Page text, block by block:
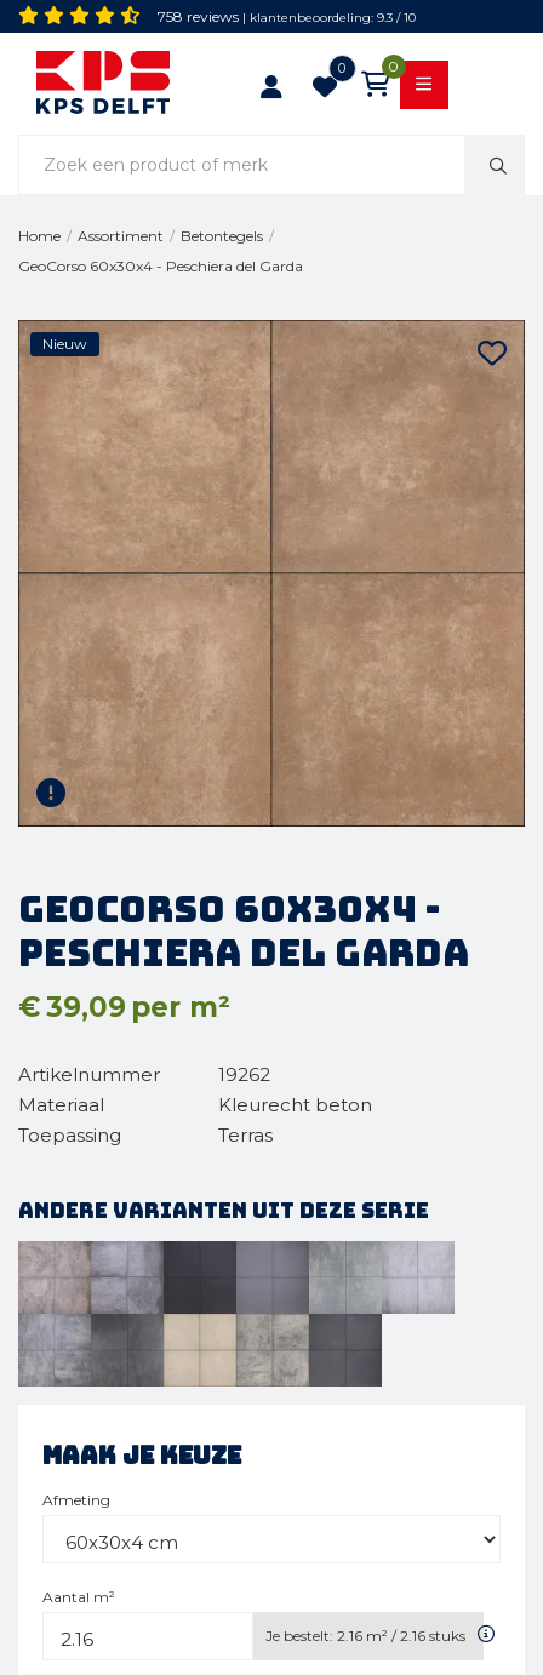
758 reviews | klantenbeoordeling: 9.3 / 10
0 0
Home / Assortiment / Betontegels /
GeoCorso 60x30x4 - Peschiera del Garda
Nieuw
GeoCorso 60x30x4 -
Peschiera del Garda
€39,09 per m²
Artikelnummer
19262
Materiaal
Kleurecht beton
Toepassing
Terras
Andere varianten uit deze serie
Maak je keuze
Afmeting
Aantal m²
Je bestelt: 2.16 m² /2.16 stuks